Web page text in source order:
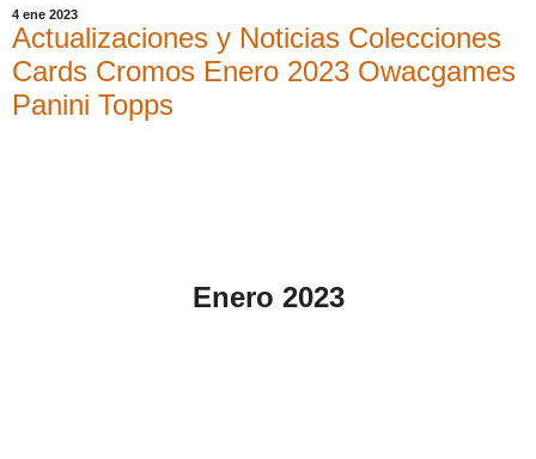
4 ene 2023
Actualizaciones y Noticias Colecciones
Cards Cromos Enero 2023 Owacgames
Panini Topps
Enero 2023